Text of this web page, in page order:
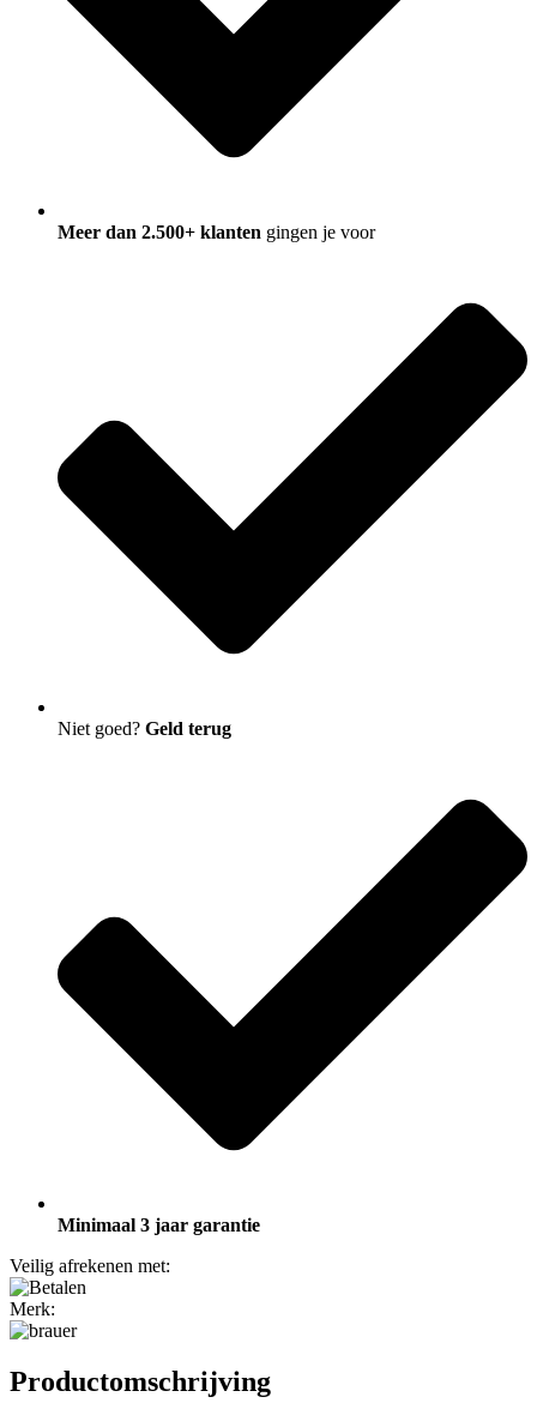
Meer dan 2.500+ klanten gingen je voor
Niet goed? Geld terug
Minimaal 3 jaar garantie
Veilig afrekenen met:
Merk:
Productomschrijving